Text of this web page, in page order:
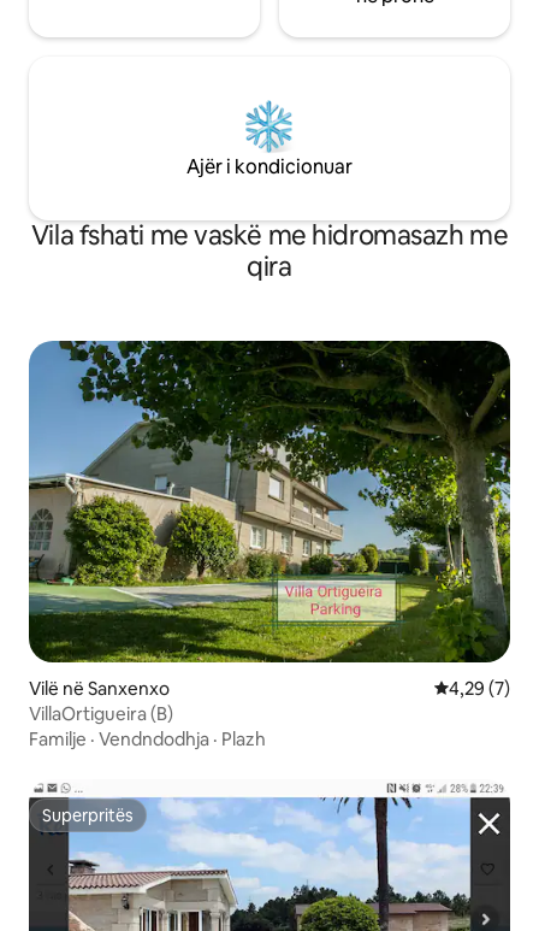
Ajër i kondicionuar
Vila fshati me vaskë me hidromasazh me
qira
Vilë në Sanxenxo Vlerësimi
4,29 (7)
VillaOrtigueira (B)
Familje · Vendndodhja · Plazh
Superpritës
Superpritës